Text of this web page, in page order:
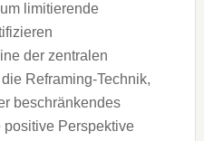
limitierende
d‬er zentralen
Reframing-Technik,
beschränkendes
Perspektive